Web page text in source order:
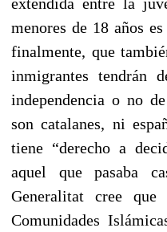
menores de 18 años
finalmente, que
inmigrantes tendrán
independencia o no
son catalanes, ni
tiene “derecho a
aquel que pasaba
Generalitat cree
Comunidades